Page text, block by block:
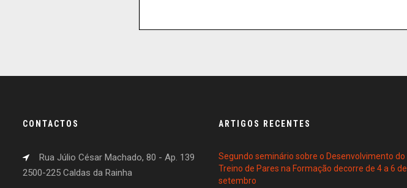
CONTACTOS
Rua Júlio César Machado, 80 - Ap. 139
2500-225 Caldas da Rainha
ARTIGOS RECENTES
Segundo seminário sobre o Desenvolvimento do
Treino de Pares na Formação decorre de 4 a 6 de
setembro